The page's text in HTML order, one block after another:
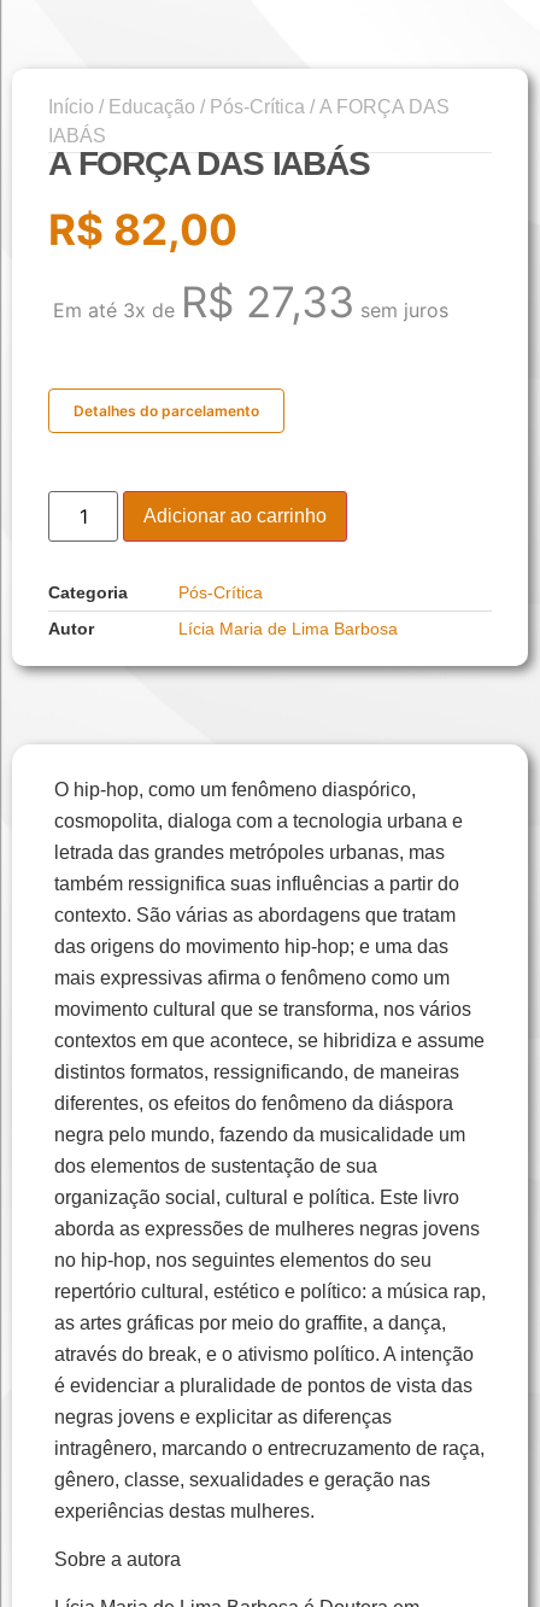
Início / Educação / Pós-Crítica / A FORÇA DAS
IABÁS
A FORÇA DAS IABÁS
R$ 82,00
Em até 3x de R$ 27,33 sem juros
Detalhes do parcelamento
Adicionar ao carrinho
Categoria
Pós-Crítica
Autor
Lícia Maria de Lima Barbosa
O hip-hop, como um fenômeno diaspórico,
cosmopolita, dialoga com a tecnologia urbana e
letrada das grandes metrópoles urbanas, mas
também ressignifica suas influências a partir do
contexto. São várias as abordagens que tratam
das origens do movimento hip-hop; e uma das
mais expressivas afirma o fenômeno como um
movimento cultural que se transforma, nos vários
contextos em que acontece, se hibridiza e assume
distintos formatos, ressignificando, de maneiras
diferentes, os efeitos do fenômeno da diáspora
negra pelo mundo, fazendo da musicalidade um
dos elementos de sustentação de sua
organização social, cultural e política. Este livro
aborda as expressões de mulheres negras jovens
no hip-hop, nos seguintes elementos do seu
repertório cultural, estético e político: a música rap,
as artes gráficas por meio do graffite, a dança,
através do break, e o ativismo político. A intenção
é evidenciar a pluralidade de pontos de vista das
negras jovens e explicitar as diferenças
intragênero, marcando o entrecruzamento de raça,
gênero, classe, sexualidades e geração nas
experiências destas mulheres.
Sobre a autora